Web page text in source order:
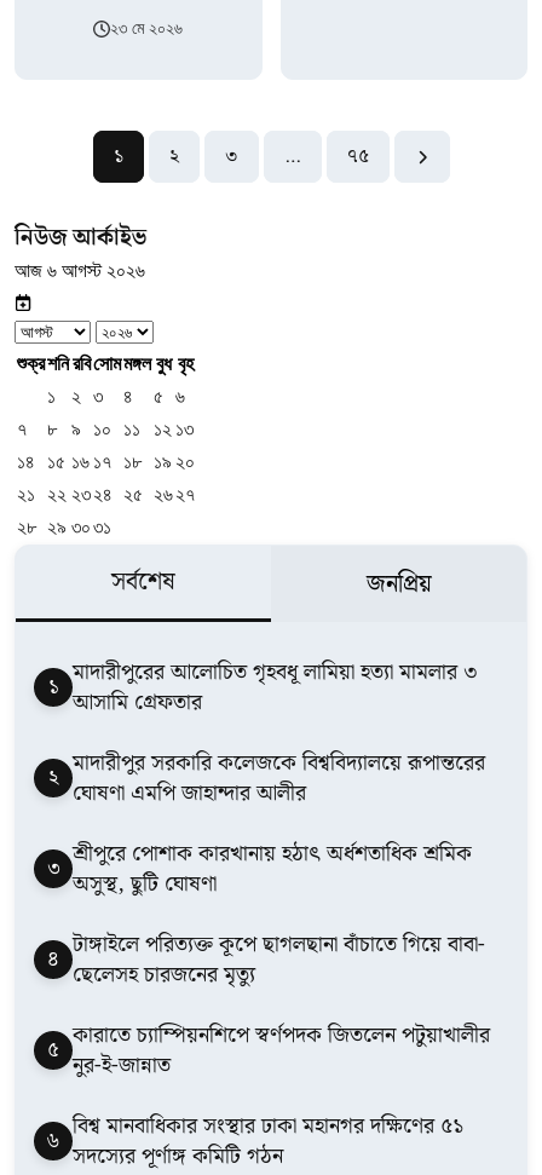
২৩ মে ২০২৬
১ ২ ৩ … ৭৫
নিউজ আর্কাইভ
আজ ৬ আগস্ট ২০২৬
শুক্রশনিরবিসোমমঙ্গল বুধ বৃহ
১
২ ৩ ৪ ৫
৬
৭
৮ ৯ ১০ ১১ ১২ ১৩
১৪
১৫ ১৬ ১৭ ১৮ ১৯ ২০
২১
২২ ২৩২৪ ২৫ ২৬২৭
২৮ ২৯ ৩০৩১
সর্বশেষ জনপ্রিয়
১ মাদারীপুরের আলোচিত গৃহবধূ লামিয়া হত্যা মামলার ৩
আসামি গ্রেফতার
২ মাদারীপুর সরকারি কলেজকে বিশ্ববিদ্যালয়ে রূপান্তরের
ঘোষণা এমপি জাহান্দার আলীর
৩ শ্রীপুরে পোশাক কারখানায় হঠাৎ অর্ধশতাধিক শ্রমিক
অসুস্থ, ছুটি ঘোষণা
৪ টাঙ্গাইলে পরিত্যক্ত কূপে ছাগলছানা বাঁচাতে গিয়ে বাবা-
ছেলেসহ চারজনের মৃত্যু
৫ কারাতে চ্যাম্পিয়নশিপে স্বর্ণপদক জিতলেন পটুয়াখালীর
নুর-ই-জান্নাত
৬ বিশ্ব মানবাধিকার সংস্থার ঢাকা মহানগর দক্ষিণের ৫১
সদস্যের পূর্ণাঙ্গ কমিটি গঠন